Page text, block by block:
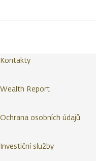
Kontakty
Wealth Report
Ochrana osobních údajů
Investiční služby